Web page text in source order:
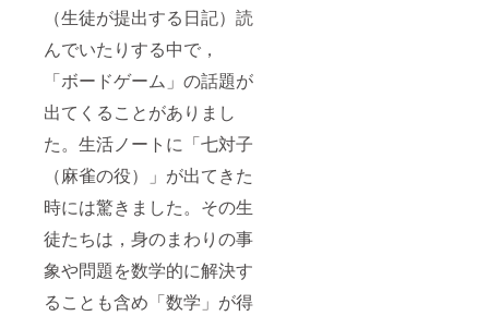
（生徒が提出する日記）読
んでいたりする中で，
「ボードゲーム」の話題が
出てくることがありまし
た。生活ノートに「七対子
（麻雀の役）」が出てきた
時には驚きました。その生
徒たちは，身のまわりの事
象や問題を数学的に解決す
ることも含め「数学」が得